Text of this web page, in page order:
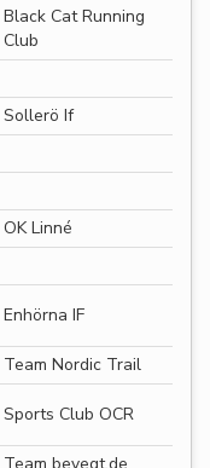
Black Cat Running
Club
Sollerö If
OK Linné
Enhörna IF
Team Nordic Trail
Sports Club OCR